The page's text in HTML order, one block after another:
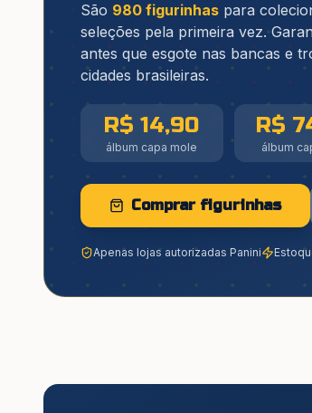
São 980 figurinhas para
seleções pela primeira vez.
antes que esgote nas bancas e
cidades brasileiras.
R$ 14,90
álbum capa mole
R$
álbum
Comprar figurinhas
Apenas lojas autorizadas Panini